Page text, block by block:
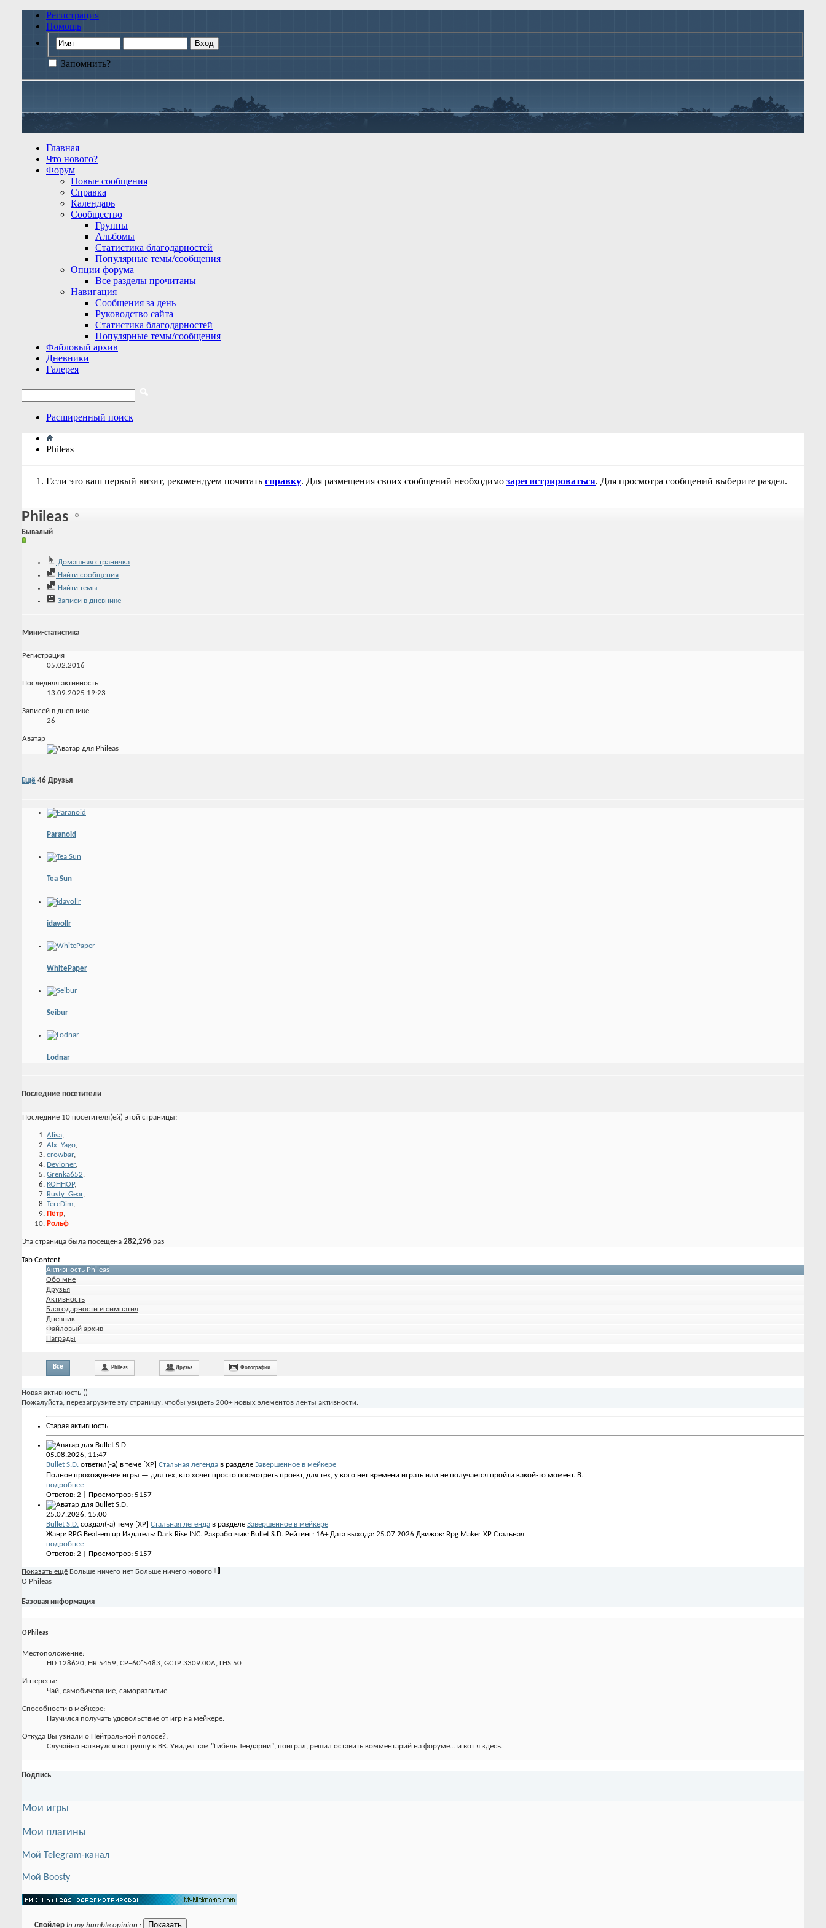
Регистрация
Помощь
Запомнить?
Главная
Что нового?
Форум
Новые сообщения
Справка
Календарь
Сообщество
Группы
Альбомы
Статистика благодарностей
Популярные темы/сообщения
Опции форума
Все разделы прочитаны
Навигация
Сообщения за день
Руководство сайта
Статистика благодарностей
Популярные темы/сообщения
Файловый архив
Дневники
Галерея
Расширенный поиск
Phileas
Если это ваш первый визит, рекомендуем почитать справку. Для размещения своих сообщений необходимо зарегистрироваться. Для просмотра сообщений выберите раздел.
Phileas
Бывалый
Домашняя страничка
Найти сообщения
Найти темы
Записи в дневнике
Мини-статистика
Регистрация
05.02.2016
Последняя активность
13.09.2025 19:23
Записей в дневнике
26
Аватар
Ещё 46 Друзья
Paranoid
Tea Sun
idavollr
WhitePaper
Seibur
Lodnar
Последние посетители
Последние 10 посетителя(ей) этой страницы:
Alisa,
Alx_Yago,
crowbar,
Devloner,
Grenka652,
KOHHOP,
Rusty_Gear,
TereDim,
Пётр,
Рольф
Эта страница была посещена 282,296 раз
Tab Content
Активность Phileas
Обо мне
Друзья
Активность
Благодарности и симпатия
Дневник
Файловый архив
Награды
Все Phileas Друзья Фотографии
Новая активность ()
Пожалуйста, перезагрузите эту страницу, чтобы увидеть 200+ новых элементов ленты активности.
Старая активность
05.08.2026, 11:47
Bullet S.D. ответил(-а) в теме [XP] Стальная легенда в разделе Завершенное в мейкере
Полное прохождение игры — для тех, кто хочет просто посмотреть проект, для тех, у кого нет времени играть или не получается пройти какой‑то момент. В...
подробнее
Ответов: 2 | Просмотров: 5157
25.07.2026, 15:00
Bullet S.D. создал(-а) тему [XP] Стальная легенда в разделе Завершенное в мейкере
Жанр: RPG Beat-em up Издатель: Dark Rise INC. Разработчик: Bullet S.D. Рейтинг: 16+ Дата выхода: 25.07.2026 Движок: Rpg Maker ХР Стальная...
подробнее
Ответов: 2 | Просмотров: 5157
Показать ещё Больше ничего нет Больше ничего нового
О Phileas
Базовая информация
О Phileas
Местоположение:
HD 128620, HR 5459, CP−60°5483, GCTP 3309.00A, LHS 50
Интересы:
Чай, самобичевание, саморазвитие.
Способности в мейкере:
Научился получать удовольствие от игр на мейкере.
Откуда Вы узнали о Нейтральной полосе?:
Случайно наткнулся на группу в ВК. Увидел там "Гибель Тендарии", поиграл, решил оставить комментарий на форуме... и вот я здесь.
Подпись
Мои игры
Мои плагины
Мой Telegram-канал
Мой Boosty
Спойлер In my humble opinion :